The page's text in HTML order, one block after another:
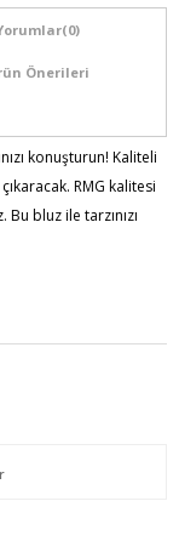
(0)
Önerileri
konuşturun! Kaliteli
çıkaracak. RMG kalitesi
bluz ile tarzınızı